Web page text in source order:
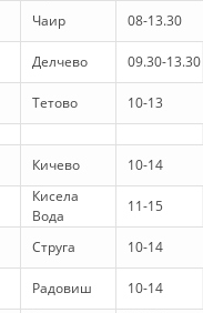
ТЕЛА
Чаир 08-13.30
Делчево 09.30-13.30
Тетово
10-13
Кичево 10-14
Кисела
Вода
11-15
Струга 10-14
Радовиш
10-14